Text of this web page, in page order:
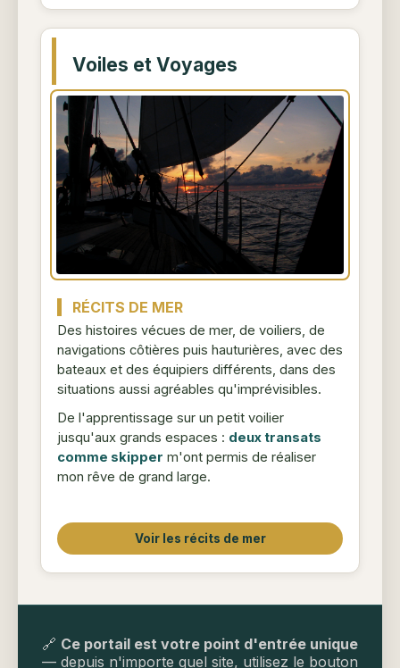
Voiles et Voyages
RÉCITS DE MER
Des histoires vécues de mer, de voiliers, de
navigations côtières puis hauturières, avec des
bateaux et des équipiers différents, dans des
situations aussi agréables qu'imprévisibles.
De l'apprentissage sur un petit voilier
jusqu'aux grands espaces : deux transats
comme skipper m'ont permis de réaliser
mon rêve de grand large.
Voir les récits de mer
🔗 Ce portail est votre point d'entrée unique
— depuis n'importe quel site, utilisez le bouton